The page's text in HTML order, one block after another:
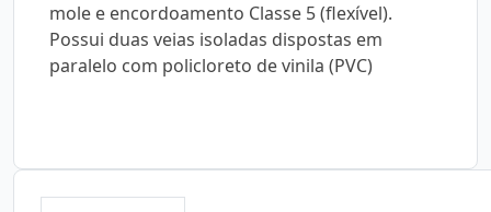
mole e encordoamento Classe 5 (flexível).
Possui duas veias isoladas dispostas em
paralelo com policloreto de vinila (PVC)